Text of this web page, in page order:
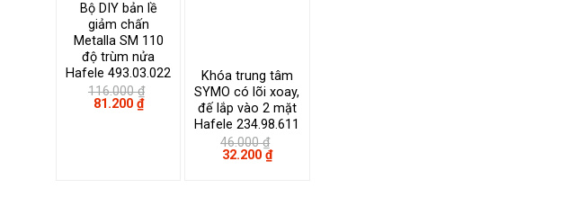
Bộ DIY bản lề
giảm chấn
Metalla SM 110
độ trùm nửa
Hafele 493.03.022
116.000₫
Giá
81.200 ₫Giá
hiện
Khóa trung tâm
SYMO có lõi xoay,
đế lắp vào 2 mặt
Hafele 234.98.611
46.000₫
Giá
32.200 ₫Giá
hiện